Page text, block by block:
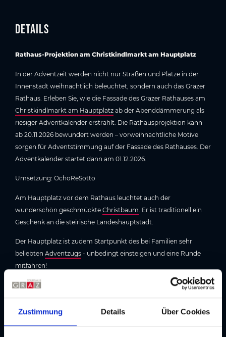
Zustimmung Details Über Cookies
Details
Rathaus-Projektion am Christkindlmarkt am Hauptplatz
In der Adventzeit werden nicht nur Straßen und Plätze in der
Innenstadt weihnachtlich beleuchtet, sondern auch das Grazer
Rathaus. Erleben Sie, wie die Fassade des Grazer Rathauses am
Christkindlmarkt am Hauptplatz ab der Abenddämmerung als
riesiger Adventkalender erstrahlt. Die Rathausprojektion kann
ab 20.11.2026 bewundert werden – vorweihnachtliche Motive
sorgen für Adventstimmung auf der Fassade des Rathauses. Der
Adventkalender startet dann am 01.12.2026.
Umsetzung: OchoReSotto
Am Hauptplatz vor dem Rathaus leuchtet auch der
wunderschön geschmückte Christbaum . Er ist traditionell ein
Geschenk an die steirische Landeshauptstadt.
Der Hauptplatz ist zudem Startpunkt des bei Familien sehr
beliebten Adventzugs - unbedingt einsteigen und eine Runde
mitfahren!
Hier geht's zur Übersicht aller Advent-Highlights in Graz »